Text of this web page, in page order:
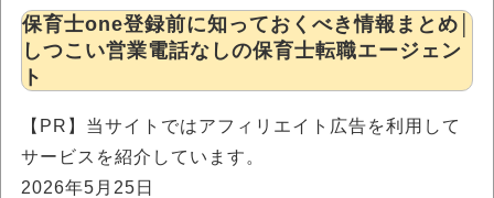
保育士one登録前に知っておくべき情報まとめ│
しつこい営業電話なしの保育士転職エージェン
ト
【PR】当サイトではアフィリエイト広告を利用して
サービスを紹介しています。
2026年5月25日